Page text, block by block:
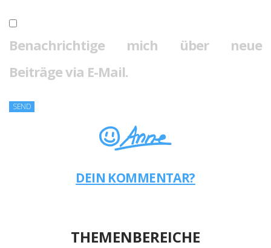
Benachrichtige mich über neue
Beiträge via E-Mail.
DEIN KOMMENTAR?
THEMENBEREICHE